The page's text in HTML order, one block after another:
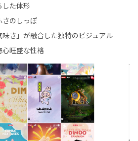
した体形
さのしっぽ
味さ」が融合した独特のビジュアル
心旺盛な性格